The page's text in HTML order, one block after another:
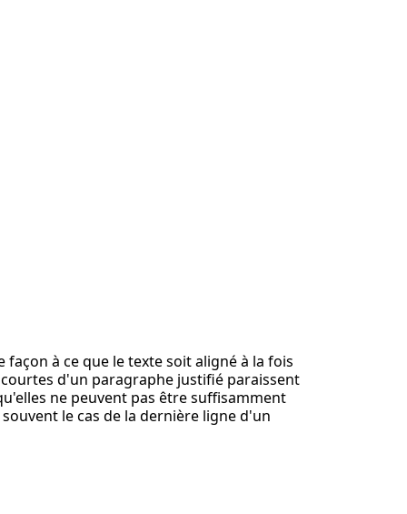
à ce que le texte soit aligné à la fois
d'un paragraphe justifié paraissent
ne peuvent pas être suffisamment
le cas de la dernière ligne d'un